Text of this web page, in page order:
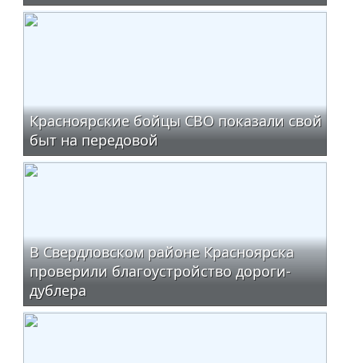
Красноярские бойцы СВО показали свой
быт на передовой
В Свердловском районе Красноярска
проверили благоустройство дороги-
дублера